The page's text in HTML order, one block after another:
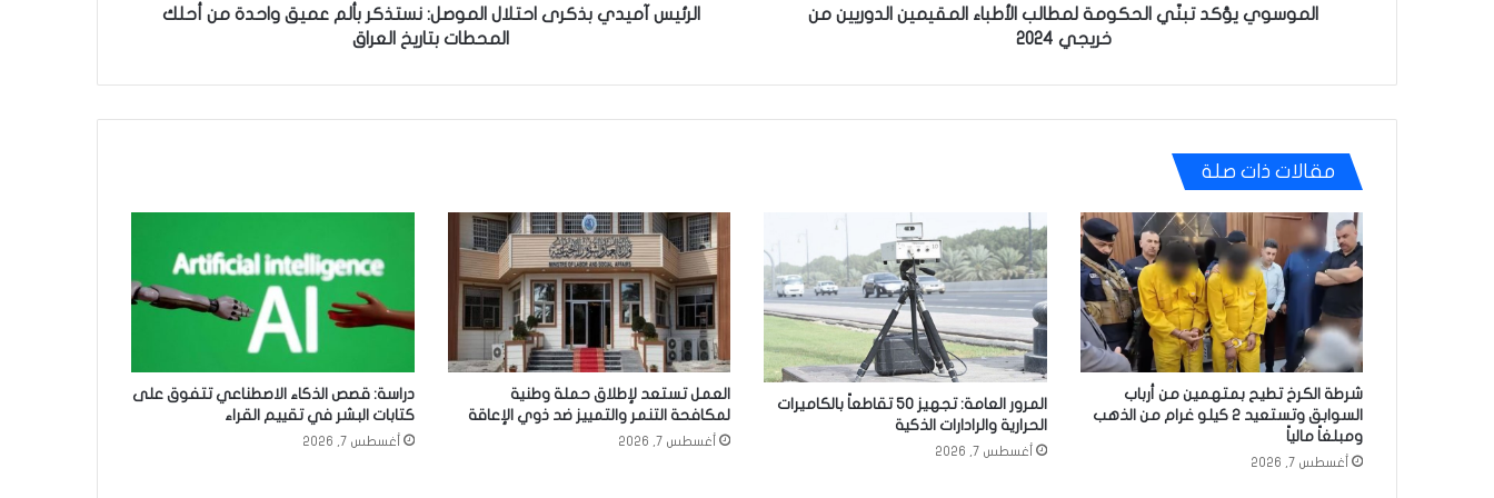
الموسوي يؤكد تبنّي الحكومة لمطالب الأطباء المقيمين الدوريين من
خريجي 2024
بتاريخ
الرئيس آميدي بذكرى احتلال الموصل: نستذكر بألم عميق واحدة من أحلك
المحطات بتاريخ العراق
مقالات ذات صلة
شرطة الكرخ تطيح بمتهمين من أرباب
السوابق وتستعيد 2 كيلو غرام من الذهب
ومبلغاً مالياً
أغسطس 7, 2026
المرور العامة: تجهيز 50 تقاطعاً بالكاميرات
الحرارية والرادارات الذكية
أغسطس 7, 2026
العمل تستعد لإطلاق حملة وطنية
لمكافحة التنمر والتمييز ضد ذوي الإعاقة
أغسطس 7, 2026
دراسة: قصص الذكاء الاصطناعي تتفوق على
كتابات البشر في تقييم القراء
أغسطس 7, 2026